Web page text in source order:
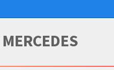
MERCEDES